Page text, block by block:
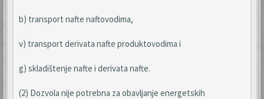
b) transport nafte naftovodima,
v) transport derivata nafte produktovodima i
g) skladištenje nafte i derivata nafte.
(2) Dozvola nije potrebna za obavljanje energetskih